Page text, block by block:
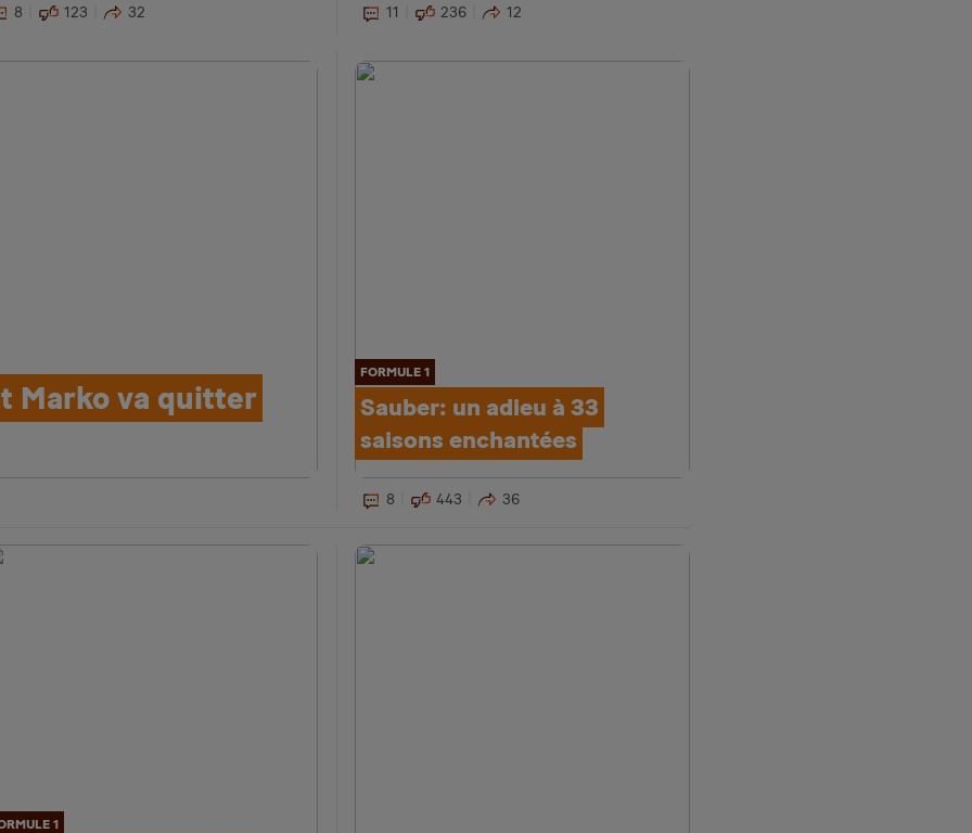
8 123 32 11 236 12
Marko va quitter
FORMULE 1
Sauber: un adieu à 33
saisons enchantées
8 443 36
1